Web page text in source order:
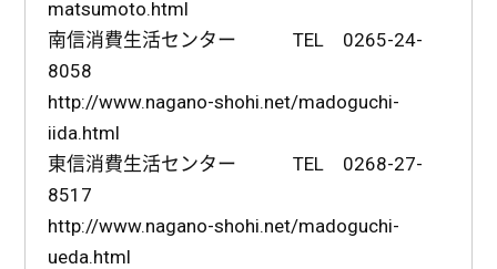
matsumoto.html
南信消費生活センター TEL 0265-24-
8058
http://www.nagano-shohi.net/madoguchi-
iida.html
東信消費生活センター TEL 0268-27-
8517
http://www.nagano-shohi.net/madoguchi-
ueda.html